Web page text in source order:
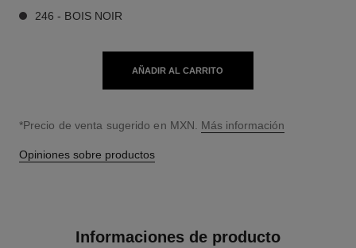
246 - BOIS NOIR
AÑADIR AL CARRITO
↩
*Precio de venta sugerido en MXN. Más información
Opiniones sobre productos
Informaciones de producto